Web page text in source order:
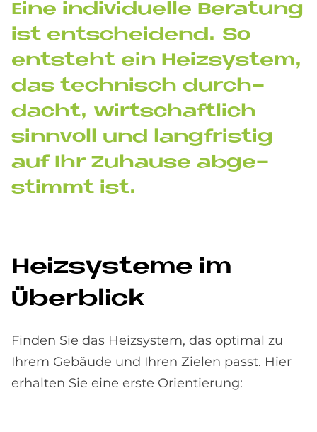
Eine in­di­vi­du­el­le Be­ra­tung
ist ent­schei­dend. So
ent­steht ein Heiz­sy­stem,
das tech­nisch durch­
dacht, wirt­schaft­lich
sinn­voll und lang­fri­stig
auf Ihr Zu­hau­se ab­ge­
stim­mt ist.
Heiz­sy­ste­me im
Über­bli­ck
Finden Sie das Heizsystem, das optimal zu
Ihrem Gebäude und Ihren Zielen passt. Hier
erhalten Sie eine erste Orientierung: